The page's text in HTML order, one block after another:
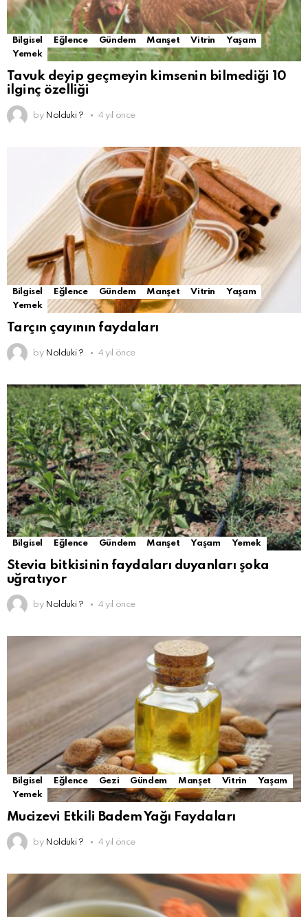
Bilgisel Eğlence Gündem Manşet Vitrin
Yaşam
Yemek
Tavuk deyip geçmeyin kimsenin bilmediği 10
ilginç özelliği
by Nolduki ? 4 yıl önce
Bilgisel Eğlence Gündem Manşet Vitrin
Yaşam
Yemek
Tarçın çayının faydaları
by Nolduki ? 4 yıl önce
Bilgisel Eğlence Gündem Manşet Yaşam Yemek
Stevia bitkisinin faydaları duyanları şoka
uğratıyor
by Nolduki ? 4 yıl önce
Bilgisel Eğlence Gezi Gündem Manşet Vitrin
Yaşam
Yemek
Mucizevi Etkili Badem Yağı Faydaları
by Nolduki ? 4 yıl önce